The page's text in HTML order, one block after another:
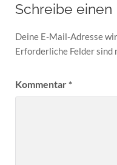
Schreibe
Deine E-Mail-Adresse
Erforderliche Felder sind
Kommentar*